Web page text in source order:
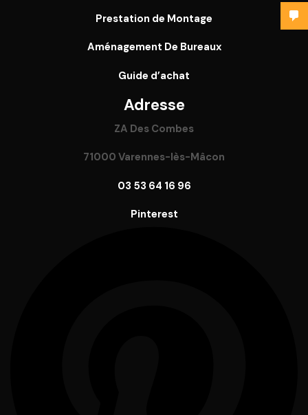
Prestation de Montage
Aménagement De Bureaux
Guide d’achat
Adresse
ZA Des Combes
71000 Varennes-lès-Mâcon
03 53 64 16 96
Pinterest